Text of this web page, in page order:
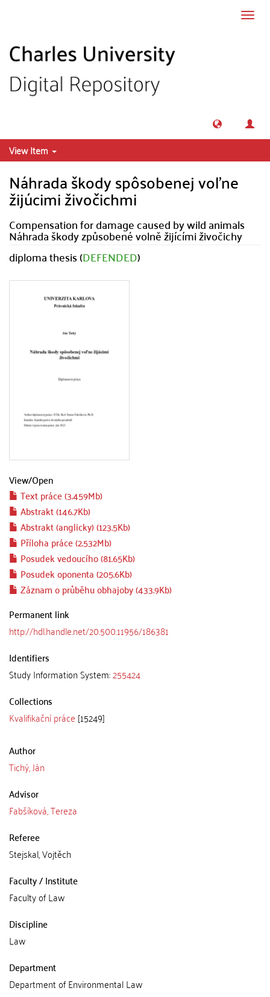
View Item
Náhrada škody spôsobenej voľne
žijúcimi živočichmi
Compensation for damage caused by wild animals
Náhrada škody způsobené volně žijícími živočichy
diploma thesis (DEFENDED)
View/Open
Text práce (3.459Mb)
Abstrakt (146.7Kb)
Abstrakt (anglicky) (123.5Kb)
Příloha práce (2.532Mb)
Posudek vedoucího (81.65Kb)
Posudek oponenta (205.6Kb)
Záznam o průběhu obhajoby (433.9Kb)
Permanent link
http://hdl.handle.net/20.500.11956/186381
Identifiers
Study Information System:255424
Collections
Kvalifikační práce [15249]
Author
Tichý, Ján
Advisor
Fabšíková, Tereza
Referee
Stejskal, Vojtěch
Faculty / Institute
Faculty of Law
Discipline
Law
Department
Department of Environmental Law